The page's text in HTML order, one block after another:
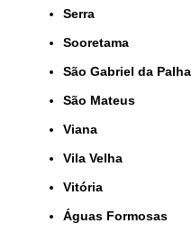
Serra
Sooretama
São Gabriel da Palha
São Mateus
Viana
Vila Velha
Vitória
Águas Formosas